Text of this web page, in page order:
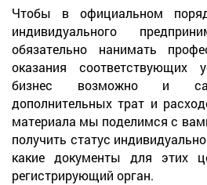
Чтобы в официальном
индивидуального
обязательно нанимать
оказания соответствующих
бизнес возможно и
дополнительных трат и
материала мы поделимся с
получить статус
какие документы для этих
регистрирующий орган.